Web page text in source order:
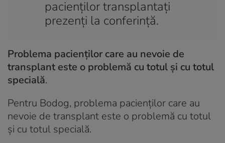
pacienților transplantați
prezenți la conferință.
Problema pacienţilor care au nevoie de
transplant este o problemă cu totul şi cu totul
specială.
Pentru Bodog, problema pacienţilor care au
nevoie de transplant este o problemă cu totul
şi cu totul specială.